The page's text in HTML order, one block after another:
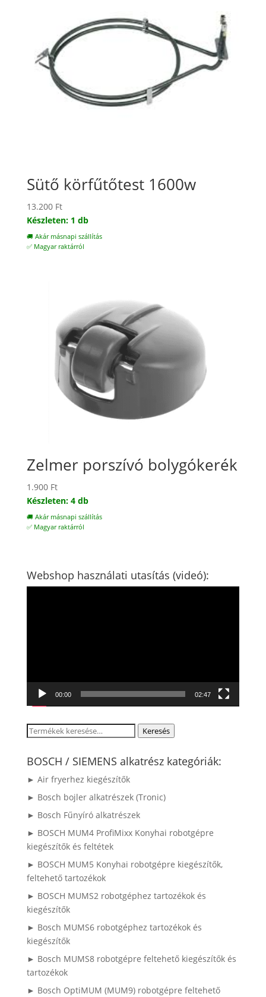
Sütő körfűtőtest 1600w
13.200 Ft
Készleten: 1 db
🚚 Akár másnapi szállítás
✅ Magyar raktárról
Zelmer porszívó bolygókerék
1.900 Ft
Készleten: 4 db
🚚 Akár másnapi szállítás
✅ Magyar raktárról
Webshop használati utasítás (videó):
00:00 02:47
Keresés
következőre:
Keresés
BOSCH / SIEMENS alkatrész kategóriák:
► Air fryerhez kiegészítők
► Bosch bojler alkatrészek (Tronic)
► Bosch Fűnyíró alkatrészek
► BOSCH MUM4 ProfiMixx Konyhai robotgépre
kiegészítők és feltétek
► BOSCH MUM5 Konyhai robotgépre kiegészítők,
feltehető tartozékok
► BOSCH MUMS2 robotgéphez tartozékok és
kiegészítők
► Bosch MUMS6 robotgéphez tartozékok és
kiegészítők
► Bosch MUMS8 robotgépre feltehető kiegészítők és
tartozékok
► Bosch OptiMUM (MUM9) robotgépre feltehető